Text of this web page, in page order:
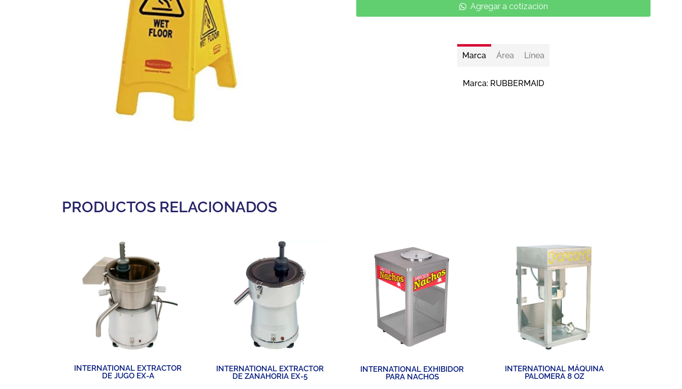
Agregar a cotización
Marca Área Línea
Marca: RUBBERMAID
PRODUCTOS RELACIONADOS
INTERNATIONAL EXTRACTOR
DE JUGO EX-A
INTERNATIONAL EXTRACTOR
DE ZANAHORIA EX-5
INTERNATIONAL EXHIBIDOR
PARA NACHOS
INTERNATIONAL MÁQUINA
PALOMERA 8 OZ